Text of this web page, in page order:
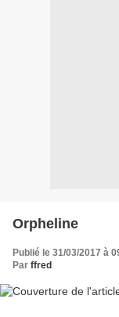
Orpheline
Publié le 31/03/2017 à
Par ffred